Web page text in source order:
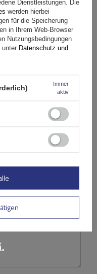
5/5
Dienstleistungen. Die
werden hierbei
für die Speicherung
in Ihrem Web-Browser
Nutzungsbedingungen
unter Datenschutz und
Immer
aktiv